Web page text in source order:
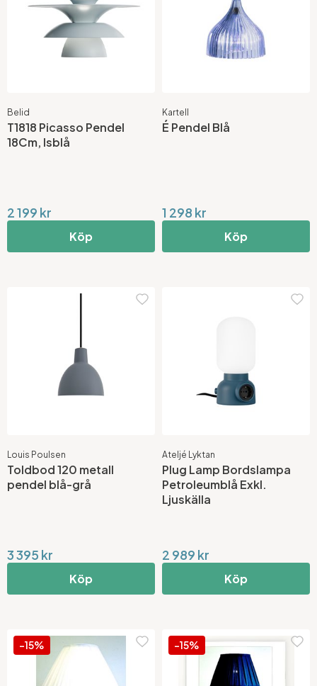
Belid
T1818 Picasso Pendel
18Cm, Isblå
2 199 kr
Köp
Kartell
É Pendel Blå
1 298 kr
Köp
Louis Poulsen
Toldbod 120 metall
pendel blå-grå
3 395 kr
Köp
Ateljé Lyktan
Plug Lamp Bordslampa
Petroleumblå Exkl.
Ljuskälla
2 989 kr
Köp
-15% -15%